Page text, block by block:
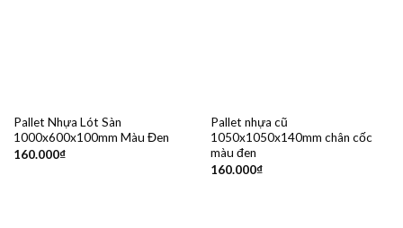
Pallet Nhựa Lót Sàn
1000x600x100mm Màu Đen
160.000₫
Pallet nhựa cũ
1050x1050x140mm chân cốc
màu đen
160.000₫